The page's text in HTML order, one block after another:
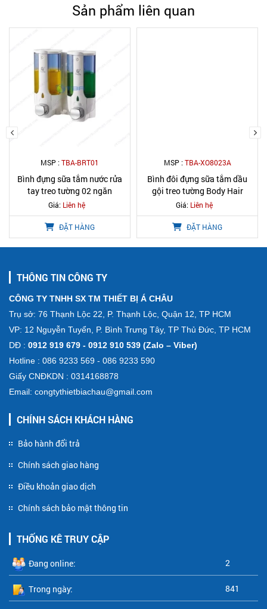
Sản phẩm liên quan
MSP :TBA-BRT01
Bình đựng sữa tắm nước rửa
tay treo tường 02 ngăn
Giá: Liên hệ
ĐẶT HÀNG
MSP :TBA-XO8023A
Bình đôi đựng sữa tắm dầu
gội treo tường Body Hair
Giá: Liên hệ
ĐẶT HÀNG
THÔNG TIN CÔNG TY
CÔNG TY TNHH SX TM THIẾT BỊ Á CHÂU
Trụ sở: 76 Thạnh Lộc 22, P. Thạnh Lộc, Quận 12, TP HCM
VP: 12 Nguyễn Tuyển, P. Bình Trưng Tây, TP Thủ Đức, TP HCM
DĐ : 0912 919 679 - 0912 910 539 (Zalo – Viber)
Hotline : 086 9233 569 - 086 9233 590
Giấy CNĐKDN : 0314168878
Email: congtythietbiachau@gmail.com
CHÍNH SÁCH KHÁCH HÀNG
Bảo hành đổi trả
Chính sách giao hàng
Điều khoản giao dịch
Chính sách bảo mật thông tin
THỐNG KÊ TRUY CẬP
Đang online: 2
Trong ngày: 841